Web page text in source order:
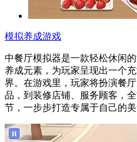
模拟养成游戏
中餐厅模拟器是一款轻松休闲
养成元素，为玩家呈现出一个
界。在游戏里，玩家将扮演餐
品，到装修店铺、服务顾客，
节，一步步打造专属于自己的美